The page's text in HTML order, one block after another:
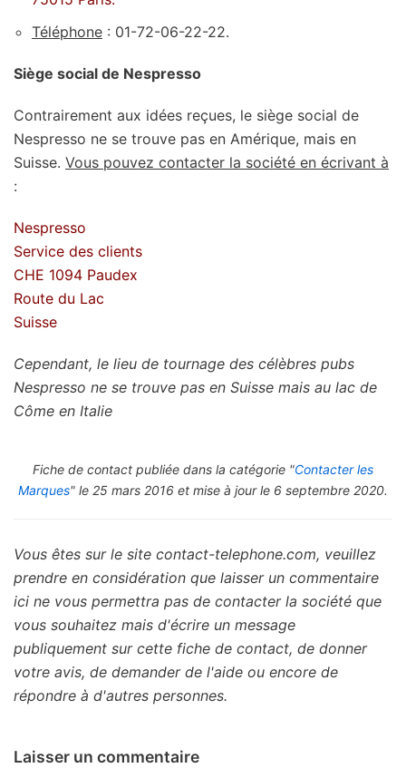
Téléphone : 01-72-06-22-22.
Siège social de Nespresso
Contrairement aux idées reçues, le siège social de
Nespresso ne se trouve pas en Amérique, mais en
Suisse. Vous pouvez contacter la société en écrivant à
:
Nespresso
Service des clients
CHE 1094 Paudex
Route du Lac
Suisse
Cependant, le lieu de tournage des célèbres pubs
Nespresso ne se trouve pas en Suisse mais au lac de
Côme en Italie
Fiche de contact publiée dans la catégorie "Contacter les
Marques" le 25 mars 2016 et mise à jour le 6 septembre 2020.
Vous êtes sur le site contact-telephone.com, veuillez
prendre en considération que laisser un commentaire
ici ne vous permettra pas de contacter la société que
vous souhaitez mais d'écrire un message
publiquement sur cette fiche de contact, de donner
votre avis, de demander de l'aide ou encore de
répondre à d'autres personnes.
Laisser un commentaire